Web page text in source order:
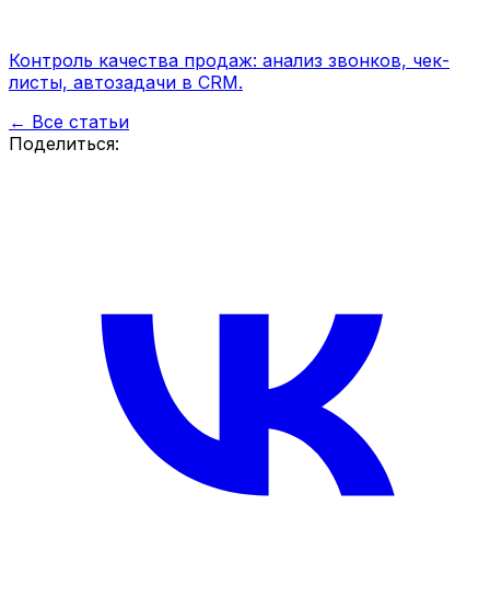
Контроль качества продаж: анализ звонков, чек-
листы, автозадачи в CRM.
← Все статьи
Поделиться: